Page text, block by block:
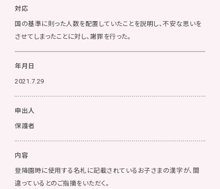
対応
国の基準に則った人数を配置していたことを説明し、不安な思いを
させてしまったことに対し、謝罪を行った。
年月日
2021.7.29
申出人
保護者
内容
登降園時に使用する名札に記載されているお子さまの漢字が、間
違っているとのご指摘をいただく。